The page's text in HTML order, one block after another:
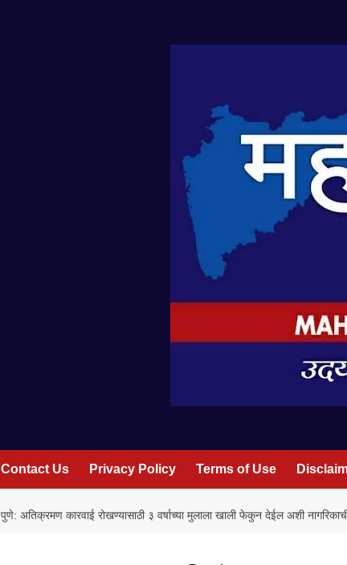
Contact Us Privacy Policy Terms of Use
पुणे: अतिक्रमण कारवाई रोखण्यासाठी ३ वर्षाच्या मुलाला खाली फेकुन देईल अशी